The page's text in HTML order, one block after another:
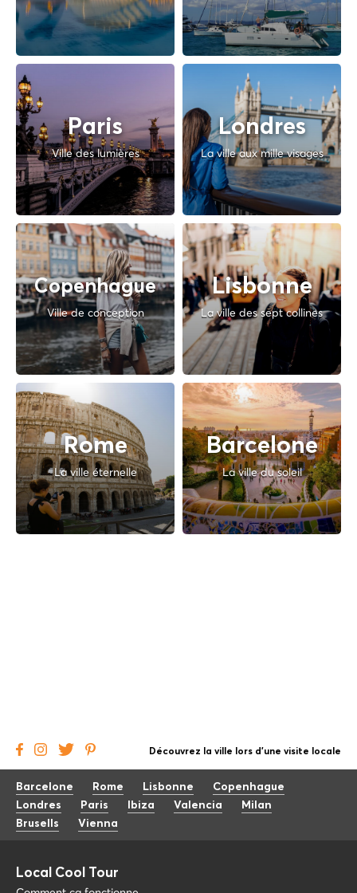
Paris
Ville des lumières
Londres
La ville aux mille visages
Copenhague
Ville de conception
Lisbonne
La ville des sept collines
Rome
La ville éternelle
Barcelone
La ville du soleil
Découvrez la ville lors d'une visite locale
Barcelone Rome Lisbonne
Copenhague
Londres
Paris Ibiza Valencia
Milan
Brusells
Vienna
Local Cool Tour